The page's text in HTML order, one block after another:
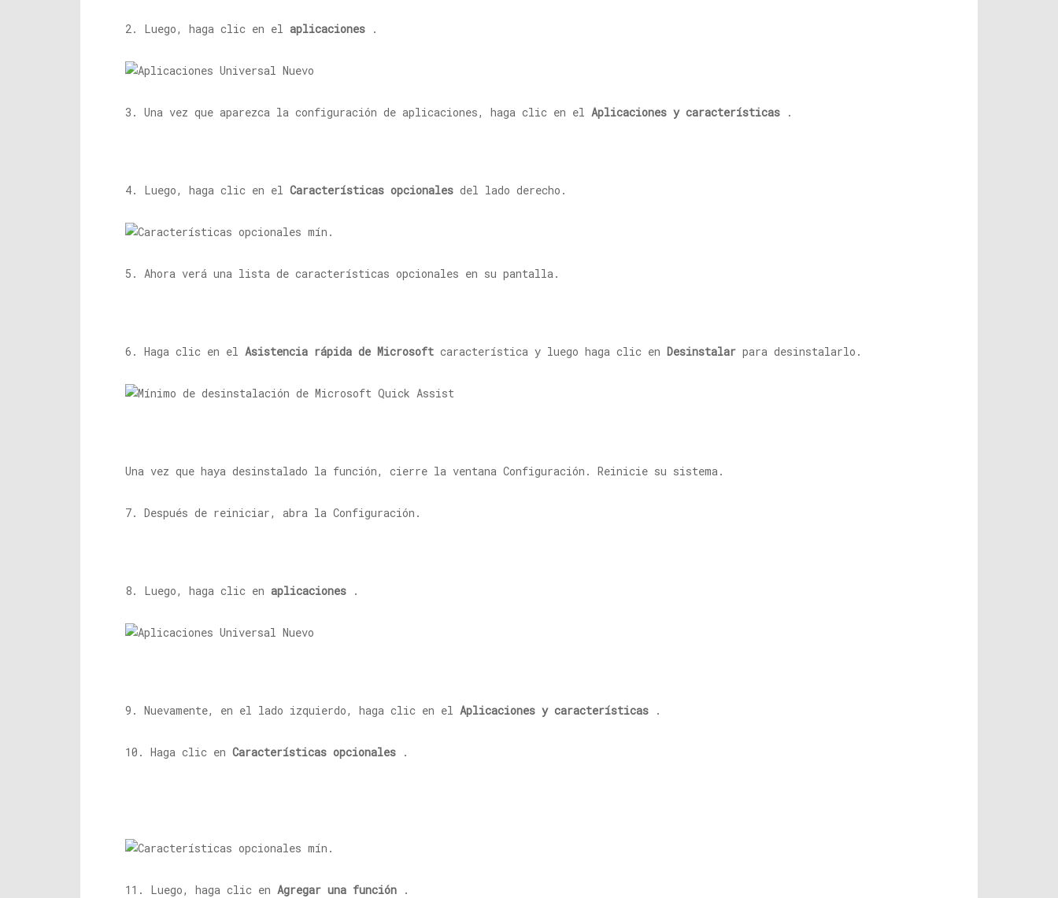
2. Luego, haga clic en el aplicaciones .
3. Una vez que aparezca la configuración de aplicaciones, haga clic en el Aplicaciones y características .
4. Luego, haga clic en el Características opcionales del lado derecho.
5. Ahora verá una lista de características opcionales en su pantalla.
6. Haga clic en el Asistencia rápida de Microsoft característica y luego haga clic en Desinstalar para desinstalarlo.
Una vez que haya desinstalado la función, cierre la ventana Configuración. Reinicie su sistema.
7. Después de reiniciar, abra la Configuración.
8. Luego, haga clic en aplicaciones .
9. Nuevamente, en el lado izquierdo, haga clic en el Aplicaciones y características .
10. Haga clic en Características opcionales .
11. Luego, haga clic en Agregar una función .